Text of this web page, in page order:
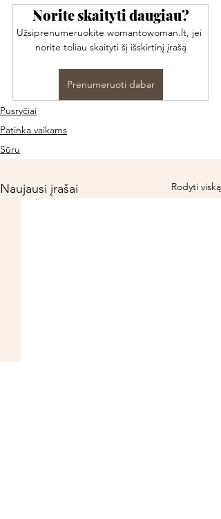
Norite skaityti daugiau?
Užsiprenumeruokite womantowoman.lt, jei
norite toliau skaityti šį išskirtinį įrašą
Prenumeruoti dabar
Pusryčiai
Patinka vaikams
Sūru
Naujausi įrašai Rodyti viską